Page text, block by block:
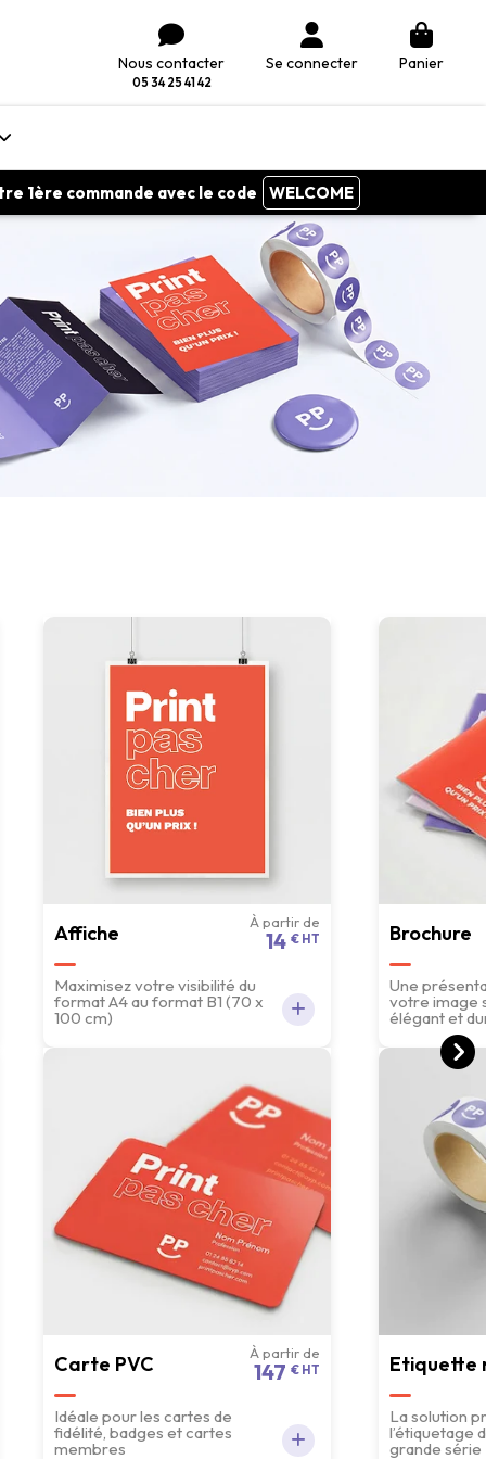
Nous contacter
05 34 25 41 42
Se connecter Panier
1ère commande avec le code WELCOME
Affiche À partir de
14 € HT
Maximisez votre visibilité du
format A4 au format B1 (70 x
100 cm)
Brochure
Une
votre image
élégant et
Carte PVC À partir de
147 € HT
Idéale pour les cartes de
fidélité, badges et cartes
membres
Etiquette
La solution
l’étiquetage
grande série